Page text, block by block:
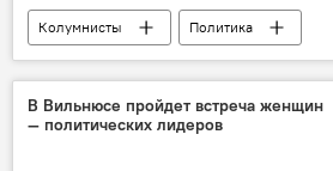
Колумнисты
Политика
Президентские выборы в Литве — 2019
Литва
Раса Юкнявичене
В Вильнюсе пройдет встреча женщин
— политических лидеров